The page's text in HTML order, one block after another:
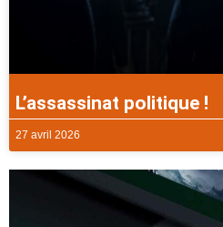
L’assassinat politique !
27 avril 2026